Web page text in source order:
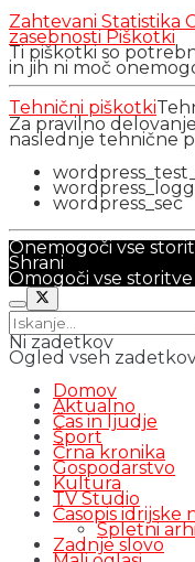
Zahtevani Statistika
zasebnostiPiškotki
Ti piškotki so
in jih ni moč
Tehnični piškotki
Za pravilno
naslednje tehnične
wordpress_sec
Onemogoči vse
Shrani
Omogoči vse storitve
Ni zadetkov
Ogled vseh
Domov
Aktualno
Čas in ljudje
Šport
Črna kronika
Gospodarstvo
Kultura
TV Studio
Časopis idrijske
Spletni
Zadnje slovo